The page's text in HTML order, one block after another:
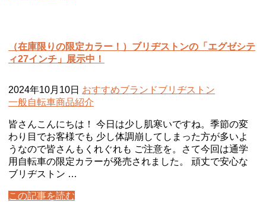
（在庫限りの限定カラー！）ブリヂストンの「エグゼシテ
ィ27インチ」展示中！
2024年10月10日 おすすめブランドブリヂストン
一般自転車商品紹介
皆さんこんにちは！ 今日は少し肌寒いですね。季節の変
わり目でお客様でも 少し体調崩してしまった方が多いよ
うなので皆さんもくれぐれも ご注意を。さて今回は通学
用自転車の限定カラーが発売されました。 頑丈で安心な
ブリヂストン …
この記事を読む